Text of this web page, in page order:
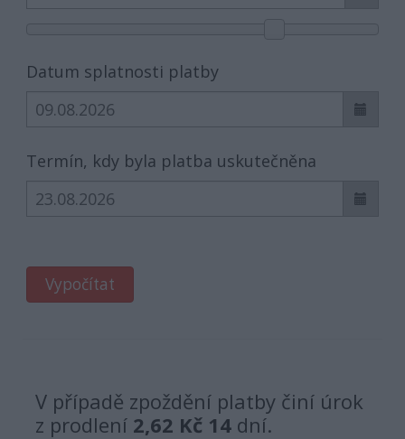
Datum splatnosti platby
Termín, kdy byla platba uskutečněna
Vypočítat
V případě zpoždění platby činí úrok
z prodlení 2,62 Kč 14 dní.